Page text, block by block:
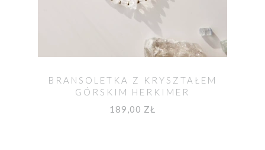
BRANSOLETKA Z KRYSZTAŁEM
GÓRSKIM HERKIMER
189,00 ZŁ